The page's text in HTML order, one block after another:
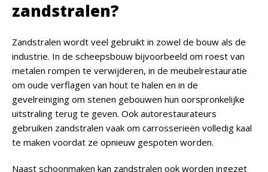
zandstralen?
Zandstralen wordt veel gebruikt in zowel de bouw als de
industrie. In de scheepsbouw bijvoorbeeld om roest van
metalen rompen te verwijderen, in de meubelrestauratie
om oude verflagen van hout te halen en in de
gevelreiniging om stenen gebouwen hun oorspronkelijke
uitstraling terug te geven. Ook autorestaurateurs
gebruiken zandstralen vaak om carrosserieën volledig kaal
te maken voordat ze opnieuw gespoten worden.
Naast schoonmaken kan zandstralen ook worden ingezet